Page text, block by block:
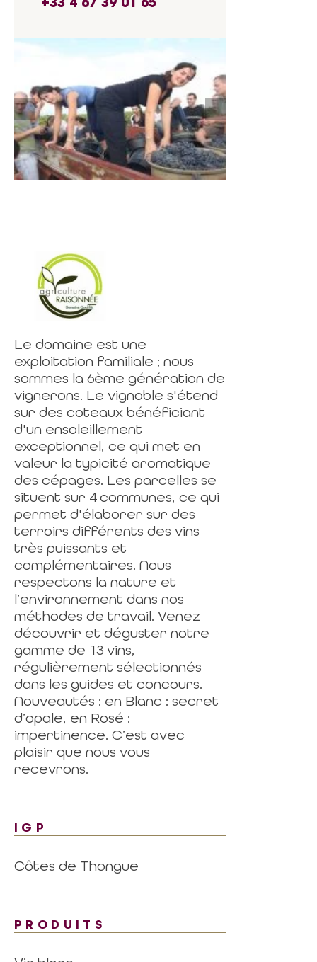
Le domaine est une
exploitation familiale ; nous
sommes la 6ème génération de
vignerons. Le vignoble s'étend
sur des coteaux bénéficiant
d'un ensoleillement
exceptionnel, ce qui met en
valeur la typicité aromatique
des cépages. Les parcelles se
situent sur 4 communes, ce qui
permet d'élaborer sur des
terroirs différents des vins
très puissants et
complémentaires. Nous
respectons la nature et
l’environnement dans nos
méthodes de travail. Venez
découvrir et déguster notre
gamme de 13 vins,
régulièrement sélectionnés
dans les guides et concours.
Nouveautés : en Blanc : secret
d’opale, en Rosé :
impertinence. C’est avec
plaisir que nous vous
recevrons.
IGP
Côtes de Thongue
PRODUITS